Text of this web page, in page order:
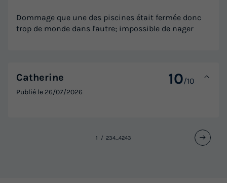
Dommage que une des piscines était fermée donc
trop de monde dans l'autre; impossible de nager
Catherine 10/10
Publié le 26/07/2026
1 234...4243